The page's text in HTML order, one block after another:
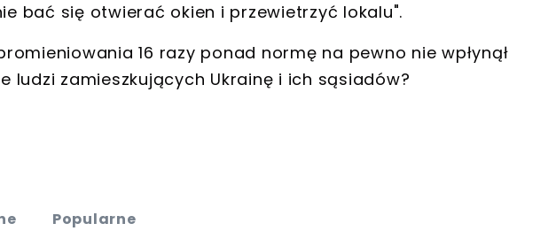
bać się otwierać okien i przewietrzyć lokalu".
16 razy ponad normę na pewno nie wpłynął
ludzi zamieszkujących Ukrainę i ich sąsiadów?
Popularne